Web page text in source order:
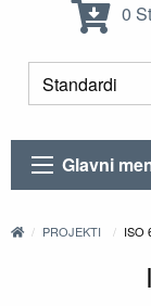
0
Glavni
PROJEKTI ISO